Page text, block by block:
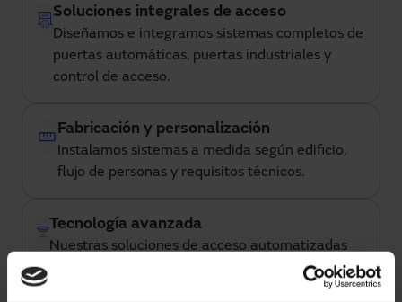
Soluciones integrales de acceso
Diseñamos e integramos sistemas completos de
puertas automáticas, puertas industriales y
control de acceso.
Fabricación y personalización
Instalamos sistemas a medida según edificio,
flujo de personas y requisitos técnicos.
Tecnología avanzada
Nuestras soluciones de acceso automatizadas
integración con plataformas inteligentes de